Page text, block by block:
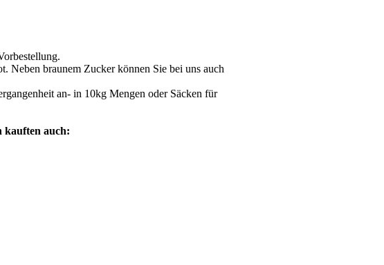
Neben braunem Zucker können Sie bei uns auch
an- in 10kg Mengen oder Säcken für
kauften auch: